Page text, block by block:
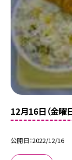
12月16日（金
公開日 2022/12/16